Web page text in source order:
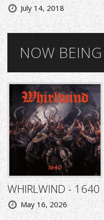
July 14, 2018
NOW
WHIRLWIND - 1640
May 16, 2026